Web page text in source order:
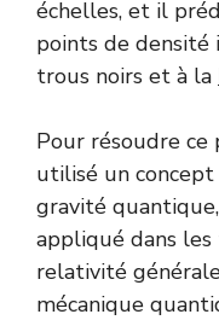
échelles, et il
points de densité
trous noirs et à la
Pour résoudre ce
utilisé un
gravité
appliqué dans
relativité
mécanique